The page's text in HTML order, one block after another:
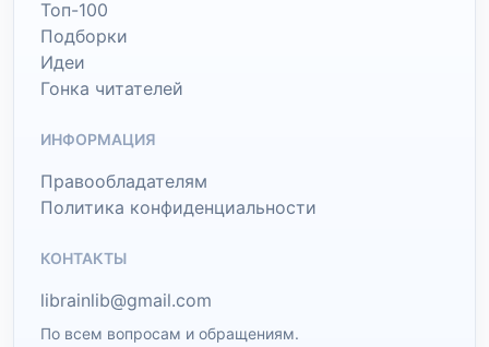
Топ-100
Подборки
Идеи
Гонка читателей
ИНФОРМАЦИЯ
Правообладателям
Политика конфиденциальности
КОНТАКТЫ
librainlib@gmail.com
По всем вопросам и обращениям.